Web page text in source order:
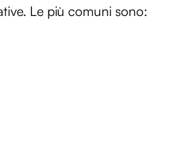
Le più comuni sono: